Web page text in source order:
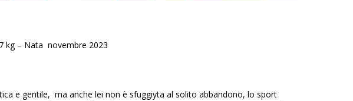
kg – Nata novembre 2023
e gentile, ma anche lei non è sfuggiyta al solito abbandono, lo sport